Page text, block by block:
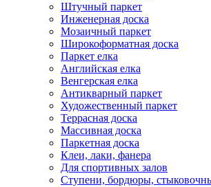
Штучный паркет
Инженерная доска
Мозаичный паркет
Широкоформатная доска
Паркет елка
Английская елка
Венгерская елка
Антикварный паркет
Художественный паркет
Террасная доска
Массивная доска
Паркетная доска
Клеи, лаки, фанера
Для спортивных залов
Ступени, бордюры,